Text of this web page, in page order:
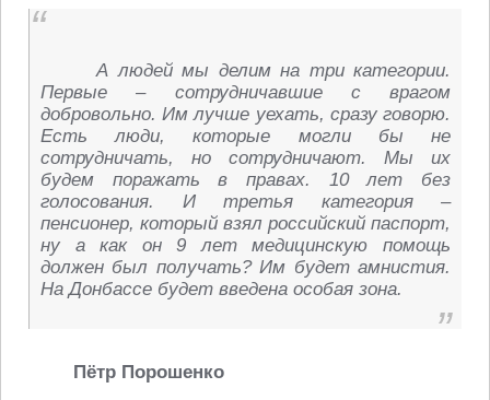
А людей мы делим на три категории.
Первые – сотрудничавшие с врагом
добровольно. Им лучше уехать, сразу говорю.
Есть люди, которые могли бы не
сотрудничать, но сотрудничают. Мы их
будем поражать в правах. 10 лет без
голосования. И третья категория –
пенсионер, который взял российский паспорт,
ну а как он 9 лет медицинскую помощь
должен был получать? Им будет амнистия.
На Донбассе будет введена особая зона.
Пётр Порошенко